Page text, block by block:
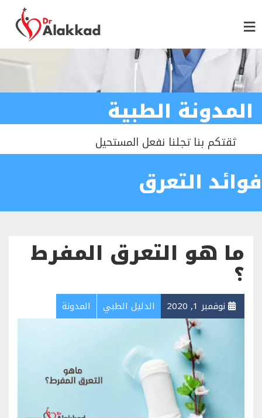
المدونة الطبية
ثقتكم بنا تجلنا نفعل المستحيل
فوائد التعرق
ما هو التعرق المفرط
؟
نوفمبر 1, 2020 الدليل الطبي المدونة